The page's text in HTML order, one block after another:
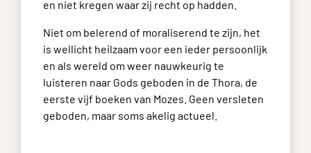
en niet kregen waar zij recht op hadden.
Niet om belerend of moraliserend te zijn, het
is wellicht heilzaam voor een ieder persoonlijk
en als wereld om weer nauwkeurig te
luisteren naar Gods geboden in de Thora, de
eerste vijf boeken van Mozes. Geen versleten
geboden, maar soms akelig actueel.